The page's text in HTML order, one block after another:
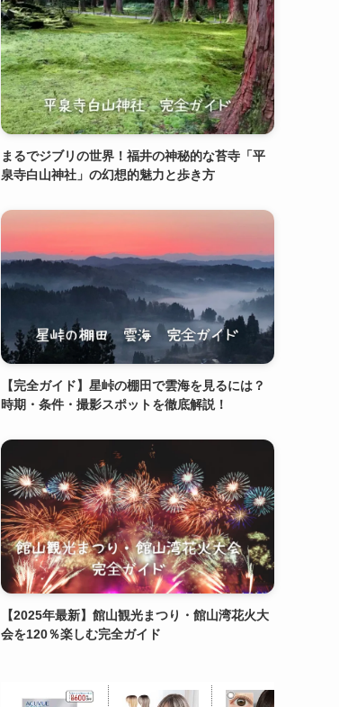
まるでジブリの世界！福井の神秘的な苔寺「平
泉寺白山神社」の幻想的魅力と歩き方
【完全ガイド】星峠の棚田で雲海を見るには？
時期・条件・撮影スポットを徹底解説！
【2025年最新】館山観光まつり・館山湾花火大
会を120％楽しむ完全ガイド